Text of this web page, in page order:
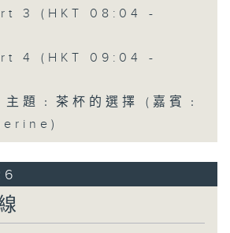
3 (HKT 08:04 -
4 (HKT 09:04 -
主題﹕茶杯的選擇 (嘉賓﹕